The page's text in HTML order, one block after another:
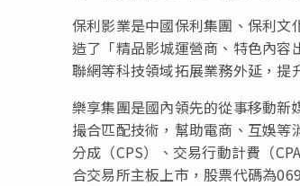
保利影業是中國保利集團、保利
造了「精品影城運營商、特色內
聯網等科技領域拓展業務外延，提
樂享集團是國內領先的從事移動
撮合匹配技術，幫助電商、互娛
分成（CPS）、交易行動計費（
合交易所主板上市，股票代碼為